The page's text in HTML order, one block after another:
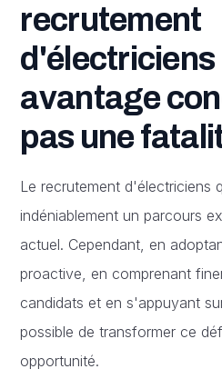
recrutement
d'électriciens
avantage
pas une
Le recrutement d'électriciens
indéniablement un parcours
actuel. Cependant, en
proactive, en comprenant
candidats et en s'appuyant
possible de transformer ce
opportunité.